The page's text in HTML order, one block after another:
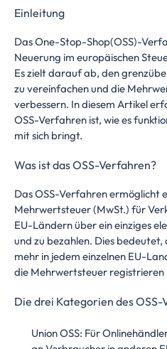
Einleitung
Das One-Stop-Shop(OSS)-
Neuerung im europäischen
Es zielt darauf ab, den
zu vereinfachen und die
verbessern. In diesem Artikel
OSS-Verfahren ist, wie es
mit sich bringt.
Was ist das OSS-Verfahren?
Das OSS-Verfahren ermöglicht
Mehrwertsteuer (MwSt.) für
EU-Ländern über ein einziges
und zu bezahlen. Dies bedeutet,
mehr in jedem einzelnen EU-
die Mehrwertsteuer registrieren
Die drei Kategorien des OSS-
Union OSS: Für